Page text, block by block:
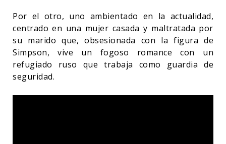
Por el otro, uno ambientado en la actualidad,
centrado en una mujer casada y maltratada por
su marido que, obsesionada con la figura de
Simpson, vive un fogoso romance con un
refugiado ruso que trabaja como guardia de
seguridad.